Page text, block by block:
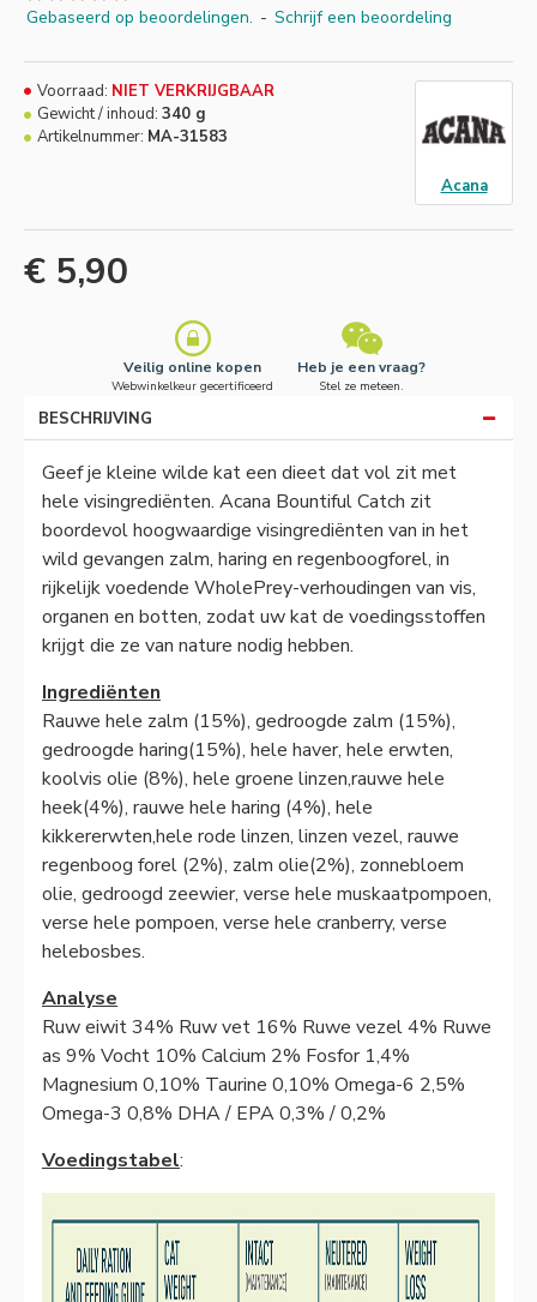
Gebaseerd op beoordelingen. - Schrijf een beoordeling
€ 5,90
Voorraad: NIET VERKRIJGBAAR
Gewicht / inhoud: 340 g
Artikelnummer: MA-31583
Acana
Veilig online kopen
Webwinkelkeur gecertificeerd
Heb je een vraag?
Stel ze meteen.
BESCHRIJVING
Geef je kleine wilde kat een dieet dat vol zit met
hele visingrediënten. Acana Bountiful Catch zit
boordevol hoogwaardige visingrediënten van in het
wild gevangen zalm, haring en regenboogforel, in
rijkelijk voedende WholePrey-verhoudingen van vis,
organen en botten, zodat uw kat de voedingsstoffen
krijgt die ze van nature nodig hebben.
Ingrediënten
Rauwe hele zalm (15%), gedroogde zalm (15%),
gedroogde haring(15%), hele haver, hele erwten,
koolvis olie (8%), hele groene linzen,rauwe hele
heek(4%), rauwe hele haring (4%), hele
kikkererwten,hele rode linzen, linzen vezel, rauwe
regenboog forel (2%), zalm olie(2%), zonnebloem
olie, gedroogd zeewier, verse hele muskaatpompoen,
verse hele pompoen, verse hele cranberry, verse
helebosbes.
Analyse
Ruw eiwit 34% Ruw vet 16% Ruwe vezel 4% Ruwe
as 9% Vocht 10% Calcium 2% Fosfor 1,4%
Magnesium 0,10% Taurine 0,10% Omega-6 2,5%
Omega-3 0,8% DHA / EPA 0,3% / 0,2%
Voedingstabel: